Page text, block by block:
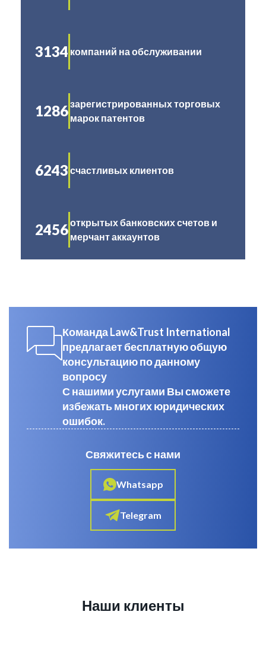
3134 компаний на обслуживании
1286зарегистрированных торговых
марок патентов
6243 счастливых клиентов
2456открытых банковских счетов и
мерчант аккаунтов
Команда Law&Trust International
предлагает бесплатную общую
консультацию по данному
вопросу
С нашими услугами Вы сможете
избежать многих юридических
ошибок.
Свяжитесь с нами
Whatsapp
Telegram
Наши клиенты